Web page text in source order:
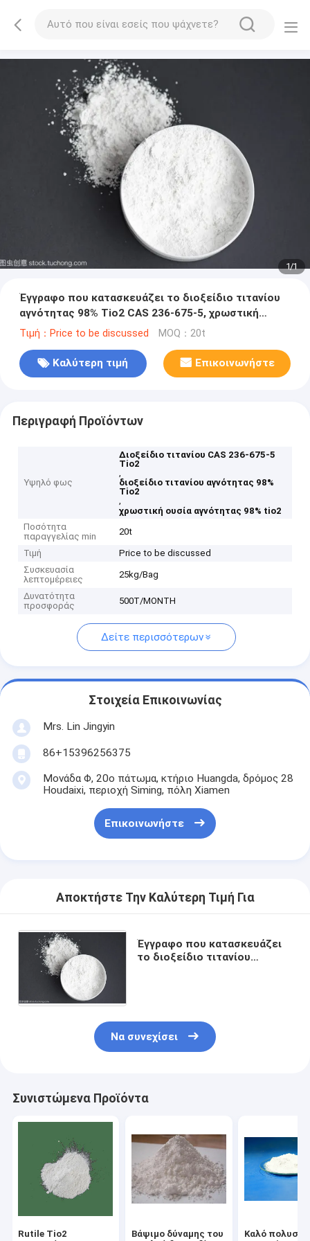
1/1
Έγγραφο που κατασκευάζει το διοξείδιο τιτανίου
αγνότητας 98% Tio2 CAS 236-675-5, χρωστική
ουσία Tio2
Τιμή：Price to be discussed MOQ：20t
Καλύτερη τιμή Επικοινωνήστε
Περιγραφή Προϊόντων
Υψηλό φως
Διοξείδιο τιτανίου CAS 236-675-5
Tio2
,
διοξείδιο τιτανίου αγνότητας 98%
Tio2
,
χρωστική ουσία αγνότητας 98% tio2
Ποσότητα
παραγγελίας min
20t
Τιμή
Price to be discussed
Συσκευασία
λεπτομέρειες
25kg/Bag
Δυνατότητα
προσφοράς
500T/MONTH
Δείτε περισσότερων
Στοιχεία Επικοινωνίας
Mrs. Lin Jingyin
86+15396256375
Μονάδα Φ, 20ο πάτωμα, κτήριο Huangda, δρόμος 28
Houdaixi, περιοχή Siming, πόλη Xiamen
Επικοινωνήστε
Αποκτήστε Την Καλύτερη Τιμή Για
Έγγραφο που κατασκευάζει
το διοξείδιο τιτανίου
Να συνεχίσει
Συνιστώμενα Προϊόντα
Rutile Tio2
Βάψιμο δύναμης του
Καλό